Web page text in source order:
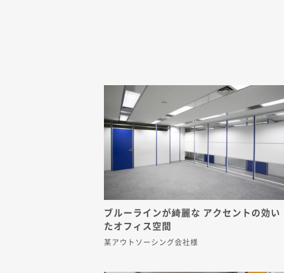
ブルーラインが綺麗な アクセントの効い
たオフィス空間
某アウトソーシング会社様